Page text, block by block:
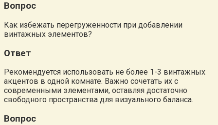
Вопрос
Как избежать перегруженности при добавлении
винтажных элементов?
Ответ
Рекомендуется использовать не более 1-3 винтажных
акцентов в одной комнате. Важно сочетать их с
современными элементами, оставляя достаточно
свободного пространства для визуального баланса.
Вопрос